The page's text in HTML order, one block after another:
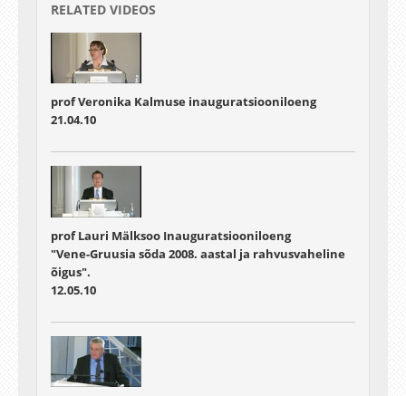
RELATED VIDEOS
prof Veronika Kalmuse inauguratsiooniloeng
21.04.10
prof Lauri Mälksoo Inauguratsiooniloeng
"Vene-Gruusia sõda 2008. aastal ja rahvusvaheline
õigus".
12.05.10